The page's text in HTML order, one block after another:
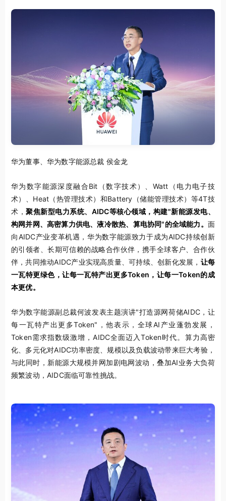
华为董事、华为数字能源总裁 侯金龙
华为数字能源深度融合Bit（数字技术）、Watt（电力电子技
术）、Heat（热管理技术）和Battery（储能管理技术）等4T技
术，聚焦新型电力系统、AIDC等核心领域，构建"新能源发电、
构网并网、高密算力供电、液冷散热、算电协同"的全域能力。 面
向AIDC产业变革机遇，华为数字能源致力于成为AIDC持续创新
的引领者、长期可信赖的战略合作伙伴，携手全球客户、合作伙
伴，共同推动AIDC产业实现高质量、可持续、创新化发展， 让每
一瓦特更绿色，让每一瓦特产出更多Token，让每一Token的成
本更优。
华为数字能源副总裁何波发表主题演讲"打造源网荷储AIDC，让
每一瓦特产出更多Token"，他表示，全球AI产业蓬勃发展，
Token需求指数级激增，AIDC全面迈入Token时代。算力高密
化、多元化对AIDC功率密度、规模以及负载波动带来巨大考验，
与此同时，新能源大规模并网加剧电网波动，叠加AI业务大负荷
频繁波动，AIDC面临可靠性挑战。